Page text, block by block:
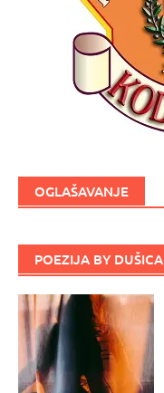
OGLAŠAVANJE
POEZIJA BY DUŠICA